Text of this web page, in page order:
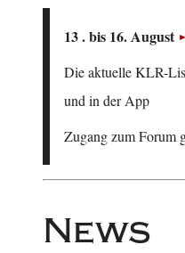
13 . bis 16. August
Die aktuelle KLR-
und in der App
Zugang zum Forum
News